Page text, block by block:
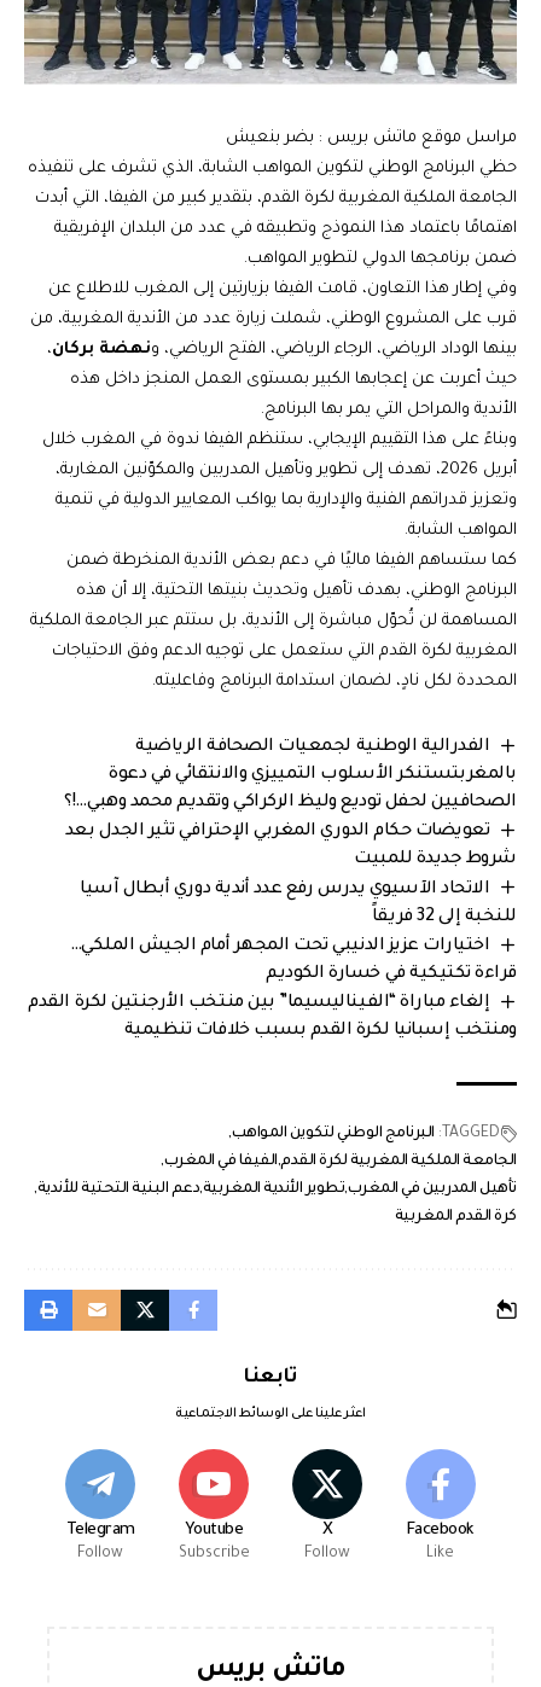
مراسل موقع ماتش بريس : بضر بنعيش
حظي البرنامج الوطني لتكوين المواهب الشابة، الذي تشرف على تنفيذه
الجامعة الملكية المغربية لكرة القدم، بتقدير كبير من الفيفا، التي أبدت
اهتمامًا باعتماد هذا النموذج وتطبيقه في عدد من البلدان الإفريقية
ضمن برنامجها الدولي لتطوير المواهب.
وفي إطار هذا التعاون، قامت الفيفا بزيارتين إلى المغرب للاطلاع عن
قرب على المشروع الوطني، شملت زيارة عدد من الأندية المغربية، من
بينها الوداد الرياضي، الرجاء الرياضي، الفتح الرياضي، ونهضة بركان،
حيث أعربت عن إعجابها الكبير بمستوى العمل المنجز داخل هذه
الأندية والمراحل التي يمر بها البرنامج.
وبناءً على هذا التقييم الإيجابي، ستنظم الفيفا ندوة في المغرب خلال
أبريل 2026، تهدف إلى تطوير وتأهيل المدربين والمكوّنين المغاربة،
وتعزيز قدراتهم الفنية والإدارية بما يواكب المعايير الدولية في تنمية
المواهب الشابة.
كما ستساهم الفيفا ماليًا في دعم بعض الأندية المنخرطة ضمن
البرنامج الوطني، بهدف تأهيل وتحديث بنيتها التحتية، إلا أن هذه
المساهمة لن تُحوّل مباشرة إلى الأندية، بل ستتم عبر الجامعة الملكية
المغربية لكرة القدم التي ستعمل على توجيه الدعم وفق الاحتياجات
المحددة لكل نادٍ، لضمان استدامة البرنامج وفاعليته.
الفدرالية الوطنية لجمعيات الصحافة الرياضية
بالمغربتستنكر الأسلوب التمييزي والانتقائي في دعوة
الصحافيين لحفل توديع وليظ الركراكي وتقديم محمد وهبي…!؟
تعويضات حكام الدوري المغربي الإحترافي تثير الجدل بعد
شروط جديدة للمبيت
الاتحاد الآسيوي يدرس رفع عدد أندية دوري أبطال آسيا
للنخبة إلى 32 فريقاً
اختيارات عزيز الدنيبي تحت المجهر أمام الجيش الملكي…
قراءة تكتيكية في خسارة الكوديم
إلغاء مباراة “الفيناليسيما” بين منتخب الأرجنتين لكرة القدم
ومنتخب إسبانيا لكرة القدم بسبب خلافات تنظيمية
TAGGED:
البرنامج الوطني لتكوين المواهب
الجامعة الملكية المغربية لكرة القدم الفيفا في المغرب
تأهيل المدربين في المغربتطوير الأندية المغربيةدعم البنية التحتية للأندية
كرة القدم المغربية
تابعنا
اعثر علينا على الوسائط الاجتماعية
Facebook
Like
X
Follow
Youtube
Subscribe
Telegram
Follow
ماتش بريس